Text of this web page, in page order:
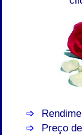
Preço